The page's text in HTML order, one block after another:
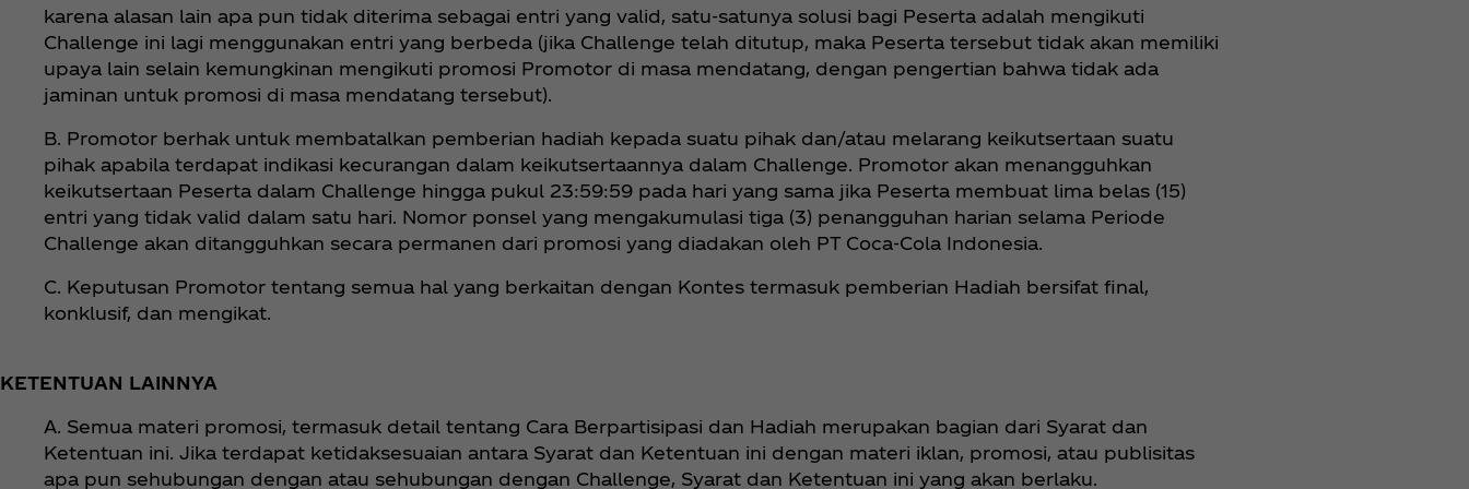
karena alasan lain apa pun tidak diterima sebagai entri yang valid, satu-satunya solusi bagi Peserta adalah mengikuti
Challenge ini lagi menggunakan entri yang berbeda (jika Challenge telah ditutup, maka Peserta tersebut tidak akan memiliki
upaya lain selain kemungkinan mengikuti promosi Promotor di masa mendatang, dengan pengertian bahwa tidak ada
jaminan untuk promosi di masa mendatang tersebut).
B. Promotor berhak untuk membatalkan pemberian hadiah kepada suatu pihak dan/atau melarang keikutsertaan suatu
pihak apabila terdapat indikasi kecurangan dalam keikutsertaannya dalam Challenge. Promotor akan menangguhkan
keikutsertaan Peserta dalam Challenge hingga pukul 23:59:59 pada hari yang sama jika Peserta membuat lima belas (15)
entri yang tidak valid dalam satu hari. Nomor ponsel yang mengakumulasi tiga (3) penangguhan harian selama Periode
Challenge akan ditangguhkan secara permanen dari promosi yang diadakan oleh PT Coca‑Cola Indonesia.
C. Keputusan Promotor tentang semua hal yang berkaitan dengan Kontes termasuk pemberian Hadiah bersifat final,
konklusif, dan mengikat.
KETENTUAN LAINNYA
A. Semua materi promosi, termasuk detail tentang Cara Berpartisipasi dan Hadiah merupakan bagian dari Syarat dan
Ketentuan ini. Jika terdapat ketidaksesuaian antara Syarat dan Ketentuan ini dengan materi iklan, promosi, atau publisitas
apa pun sehubungan dengan atau sehubungan dengan Challenge, Syarat dan Ketentuan ini yang akan berlaku.